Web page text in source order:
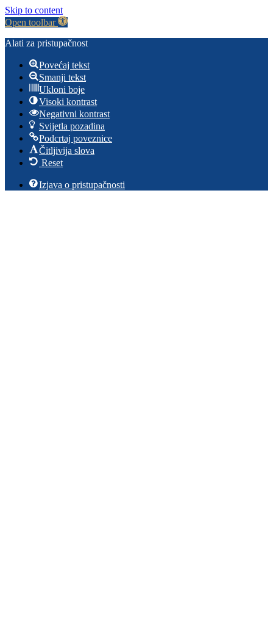
Skip to content
Open toolbar
Alati za pristupačnost
Povećaj tekst
Smanji tekst
Ukloni boje
Visoki kontrast
Negativni kontrast
Svijetla pozadina
Podcrtaj poveznice
Čitljivija slova
Reset
Izjava o pristupačnosti